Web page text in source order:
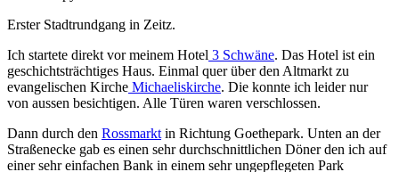
Erster Stadtrundgang in Zeitz.
Ich startete direkt vor meinem Hotel 3 Schwäne. Das Hotel ist ein
geschichtsträchtiges Haus. Einmal quer über den Altmarkt zu
evangelischen Kirche Michaeliskirche. Die konnte ich leider nur
von aussen besichtigen. Alle Türen waren verschlossen.
Dann durch den Rossmarkt in Richtung Goethepark. Unten an der
Straßenecke gab es einen sehr durchschnittlichen Döner den ich auf
einer sehr einfachen Bank in einem sehr ungepflegeten Park